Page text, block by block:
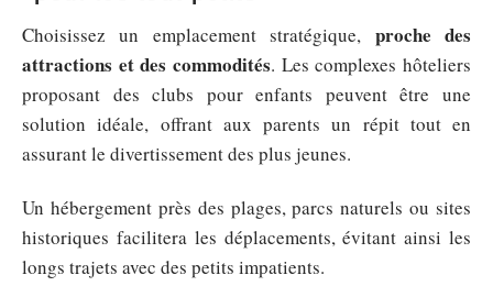
Choisissez un emplacement stratégique, proche des
attractions et des commodités. Les complexes hôteliers
proposant des clubs pour enfants peuvent être une
solution idéale, offrant aux parents un répit tout en
assurant le divertissement des plus jeunes.
Un hébergement près des plages, parcs naturels ou sites
historiques facilitera les déplacements, évitant ainsi les
longs trajets avec des petits impatients.